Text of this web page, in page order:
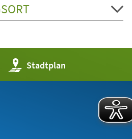
Stadtplan
(Öffnet
in
einem